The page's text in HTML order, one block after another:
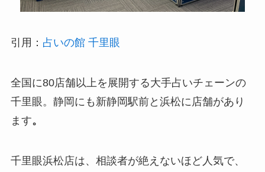
引用： 占いの館 千里眼
全国に80店舗以上を展開する大手占いチェーンの
千里眼。静岡にも新静岡駅前と浜松に店舗があり
ます。
千里眼浜松店は、相談者が絶えないほど人気で、